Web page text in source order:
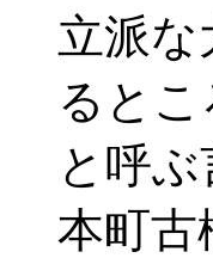
立派
ると
と呼
本町古